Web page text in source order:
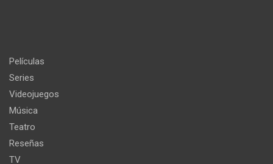
Películas
Series
Videojuegos
Música
Teatro
Reseñas
TV